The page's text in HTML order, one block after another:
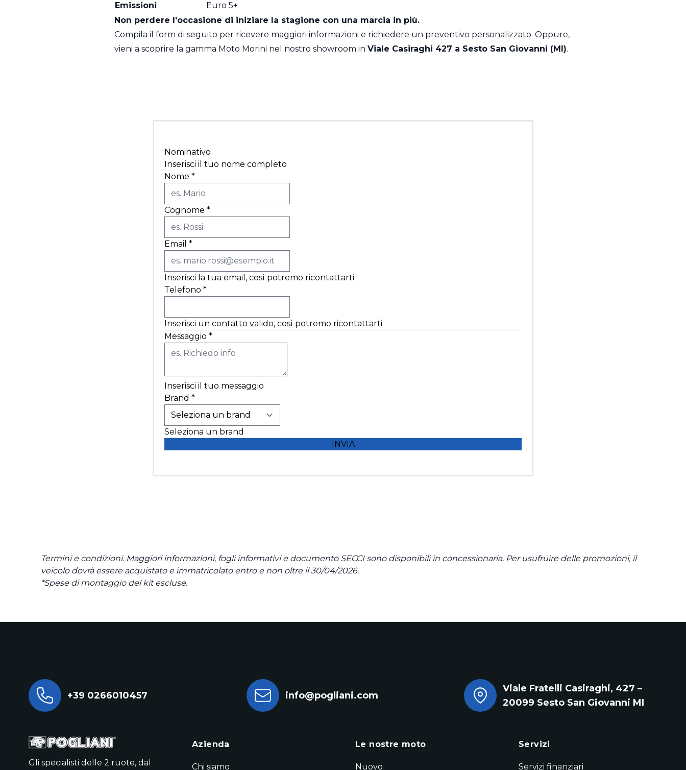
Emissioni
Euro 5+
Non perdere l'occasione di iniziare la stagione con una marcia in più.
Compila il form di seguito per ricevere maggiori informazioni e richiedere un preventivo personalizzato. Oppure,
vieni a scoprire la gamma Moto Morini nel nostro showroom in Viale Casiraghi 427 a Sesto San Giovanni (MI).
Nominativo
Inserisci il tuo nome completo
Nome*
Cognome*
Email*
Inserisci la tua email, così potremo ricontattarti
Telefono*
Inserisci un contatto valido, così potremo ricontattarti
Messaggio*
Inserisci il tuo messaggio
Brand*
Seleziona un brand
INVIA
Termini e condizioni. Maggiori informazioni, fogli informativi e documento SECCI sono disponibili in concessionaria. Per usufruire delle promozioni, il
veicolo dovrà essere acquistato e immatricolato entro e non oltre il 30/04/2026.
*Spese di montaggio del kit escluse.
+39 0266010457 info@pogliani.com
Viale Fratelli Casiraghi, 427 –
20099 Sesto San Giovanni MI
Gli specialisti delle 2 ruote, dal
Azienda
Chi siamo
Le nostre moto
Nuovo
Servizi
Servizi finanziari